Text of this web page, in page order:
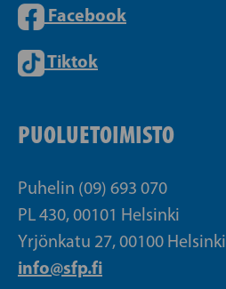
Facebook
Tiktok
PUOLUETOIMISTO
Puhelin (09) 693 070
PL 430, 00101 Helsinki
Yrjönkatu 27, 00100 Helsinki
info@sfp.fi